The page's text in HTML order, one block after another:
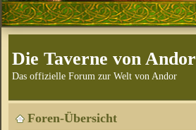
Die Taverne von Andor
Das offizielle Forum zur Welt von Andor
Foren-Übersicht